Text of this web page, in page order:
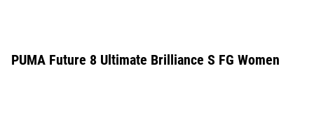
PUMA Future 8 Ultimate Brilliance S FG Women